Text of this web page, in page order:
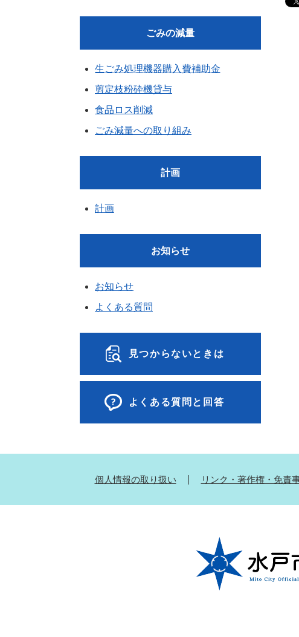
ごみの減量
生ごみ処理機器購入費補助金
剪定枝粉砕機貸与
食品ロス削減
ごみ減量への取り組み
計画
計画
お知らせ
お知らせ
よくある質問
見つからないときは
よくある質問と回答
個人情報の取り扱い リンク・著作権・免責